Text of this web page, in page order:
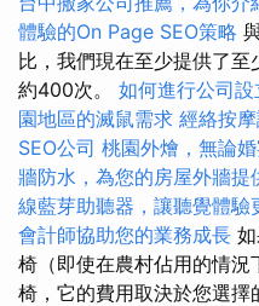
體驗的On Page SEO策略
比，我們現在至少提供了
約400次。 如何進行公司設
園地區的滅鼠需求 經絡按
SEO公司 桃園外燴，無論
牆防水，為您的房屋外牆提
線藍芽助聽器，讓聽覺體驗
會計師協助您的業務成長
椅（即使在農村佔用的情
椅，它的費用取決於您選擇